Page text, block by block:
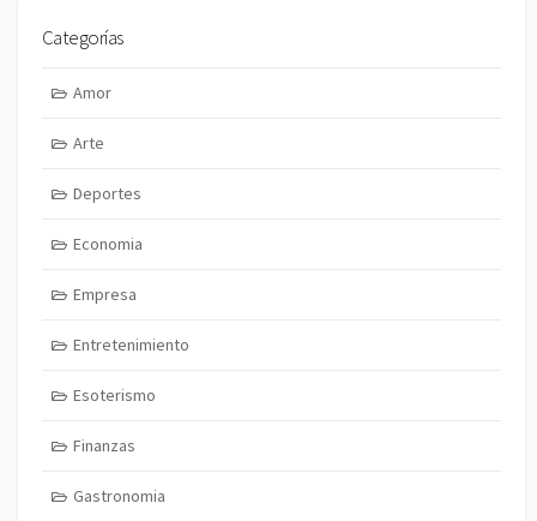
Categorías
Amor
Arte
Deportes
Economia
Empresa
Entretenimiento
Esoterismo
Finanzas
Gastronomia